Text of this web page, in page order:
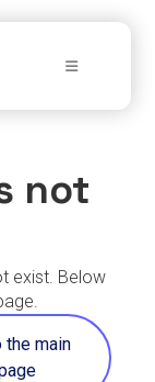
not
exist. Below
the main